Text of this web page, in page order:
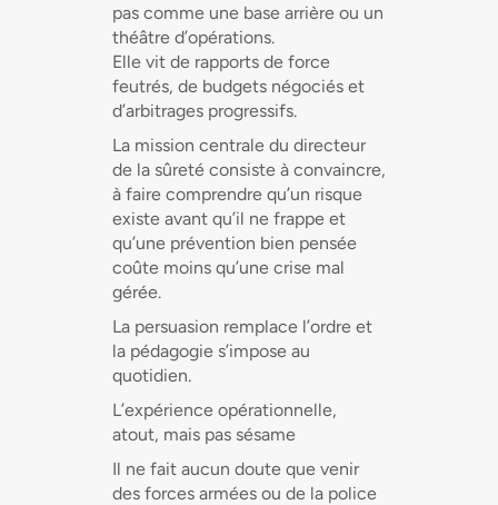
pas comme une base arrière ou un
théâtre d’opérations.
Elle vit de rapports de force
feutrés, de budgets négociés et
d’arbitrages progressifs.
La mission centrale du directeur
de la sûreté consiste à convaincre,
à faire comprendre qu’un risque
existe avant qu’il ne frappe et
qu’une prévention bien pensée
coûte moins qu’une crise mal
gérée.
La persuasion remplace l’ordre et
la pédagogie s’impose au
quotidien.
L’expérience opérationnelle,
atout, mais pas sésame
Il ne fait aucun doute que venir
des forces armées ou de la police